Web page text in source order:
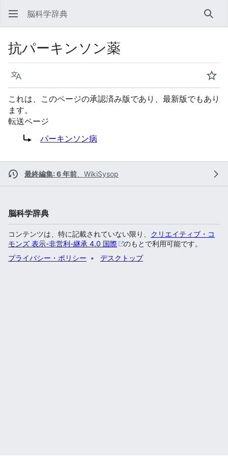
脳科学辞典 検索
抗パーキンソン薬
言語
ウ
これは、このページの承認済み版であり、最新版でもあり
ます。
転送ページ
転送先:
パーキンソン病
最終編集: 6 年前 WikiSysop
脳科学辞典
コンテンツは、特に記載されていない限り、 クリエイティブ・コ
モンズ 表示-非営利-継承 4.0 国際
のもとで利用可能です。
プライバシー・ポリシー
デスクトップ